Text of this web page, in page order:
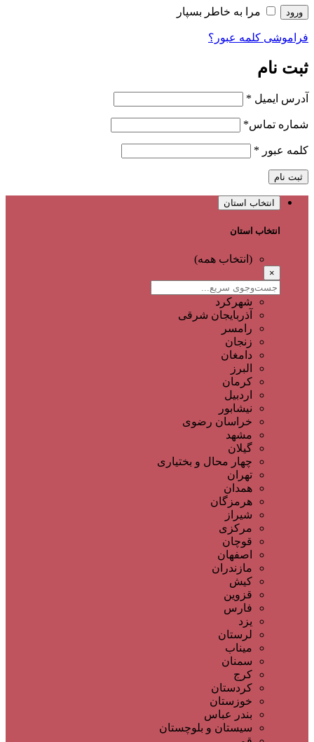
ورود مرا به خاطر بسپار
فراموشی کلمه عبور؟
ثبت نام
آدرس ایمیل *
شماره تماس*
کلمه عبور *
ثبت نام
انتخاب استان
انتخاب استان
(انتخاب همه)
×
شهرکرد
آذربایجان شرقی
رامسر
زنجان
دامغان
البرز
کرمان
اردبیل
نیشابور
خراسان رضوی
مشهد
گیلان
چهار محال و بختیاری
تهران
همدان
هرمزگان
شیراز
مرکزی
قوچان
اصفهان
مازندران
کیش
قزوین
فارس
یزد
لرستان
میناب
سمنان
کرج
کردستان
خوزستان
بندر عباس
سیستان و بلوچستان